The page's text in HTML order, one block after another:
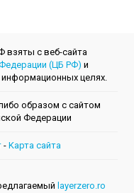
взяты с веб-сайта
(ЦБ РФ) и
целях.
образом с сайтом
Федерации
- Kарта сайта
layerzero.ro